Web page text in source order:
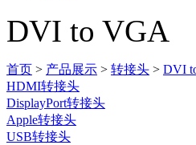
DVI to VGA
首页 > 产品展示 > 转接头 > DVI
HDMI转接头
DisplayPort转接头
Apple转接头
USB转接头